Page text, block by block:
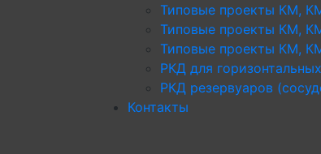
Типовые проекты КМ,
Типовые проекты КМ,
Типовые проекты КМ,
РКД для
РКД резервуаров
Контакты